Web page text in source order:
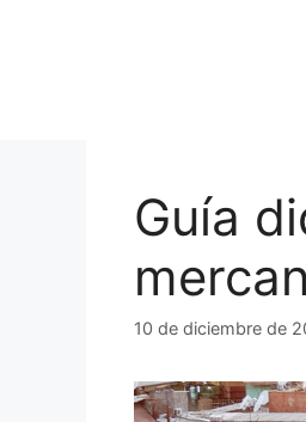
Guía
10 de diciembre de